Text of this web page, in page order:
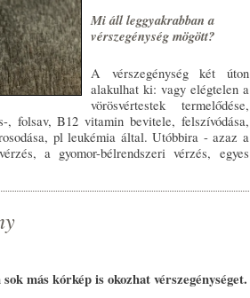
Mi áll leggyakrabban a
vérszegénység mögött?
A vérszegénység két úton
alakulhat ki: vagy elégtelen a
vörösvértestek termelődése,
folsav, B12 vitamin bevitele, felszívódása,
pl leukémia által. Utóbbira - azaz a
a gyomor-bélrendszeri vérzés, egyes
más kórkép is okozhat vérszegénységet.